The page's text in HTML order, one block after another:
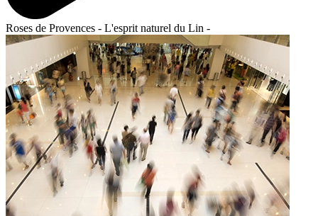
Roses de Provences - L'esprit naturel du Lin -